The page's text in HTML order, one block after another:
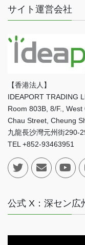
サイト運営会社
【香港法人】
IDEAPORT TRADING
Room 803B, 8/F.,
Chau Street, Cheung
九龍長沙灣元州街290-
TEL +852-93463951
公式 X：深セン広